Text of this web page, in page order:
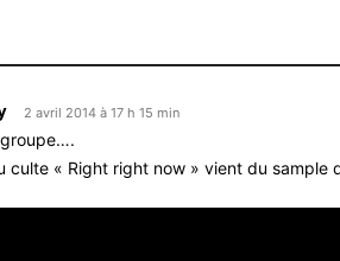
2 avril 2014 à 17 h 15 min
groupe….
culte « Right right now » vient du sample